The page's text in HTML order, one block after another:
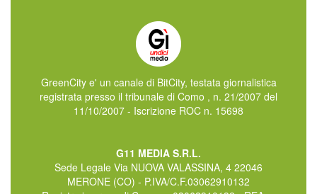
GreenCity e' un canale di BitCity, testata giornalistica
registrata presso il tribunale di Como , n. 21/2007 del
11/10/2007 - Iscrizione ROC n. 15698
G11 MEDIA S.R.L.
Sede Legale Via NUOVA VALASSINA, 4 22046
MERONE (CO) - P.IVA/C.F.03062910132